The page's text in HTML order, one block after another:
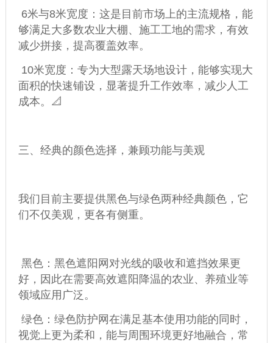
6米与8米宽度：这是目前市场上的主流规格，能
够满足大多数农业大棚、施工工地的需求，有效
减少拼接，提高覆盖效率。
10米宽度：专为大型露天场地设计，能够实现大
面积的快速铺设，显著提升工作效率，减少人工
成本。📐
三、经典的颜色选择，兼顾功能与美观
我们目前主要提供黑色与绿色两种经典颜色，它
们不仅美观，更各有侧重。
黑色：黑色遮阳网对光线的吸收和遮挡效果更
好，因此在需要高效遮阳降温的农业、养殖业等
领域应用广泛。
绿色：绿色防护网在满足基本使用功能的同时，
视觉上更为柔和，能与周围环境更好地融合，常